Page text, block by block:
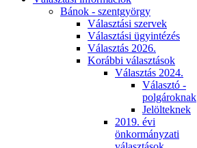
Bánok - szentgyörgy
Választási szervek
Választási ügyintézés
Választás 2026.
Korábbi választások
Választás 2024.
Választó -
polgároknak
Jelölteknek
2019. évi
önkormányzati